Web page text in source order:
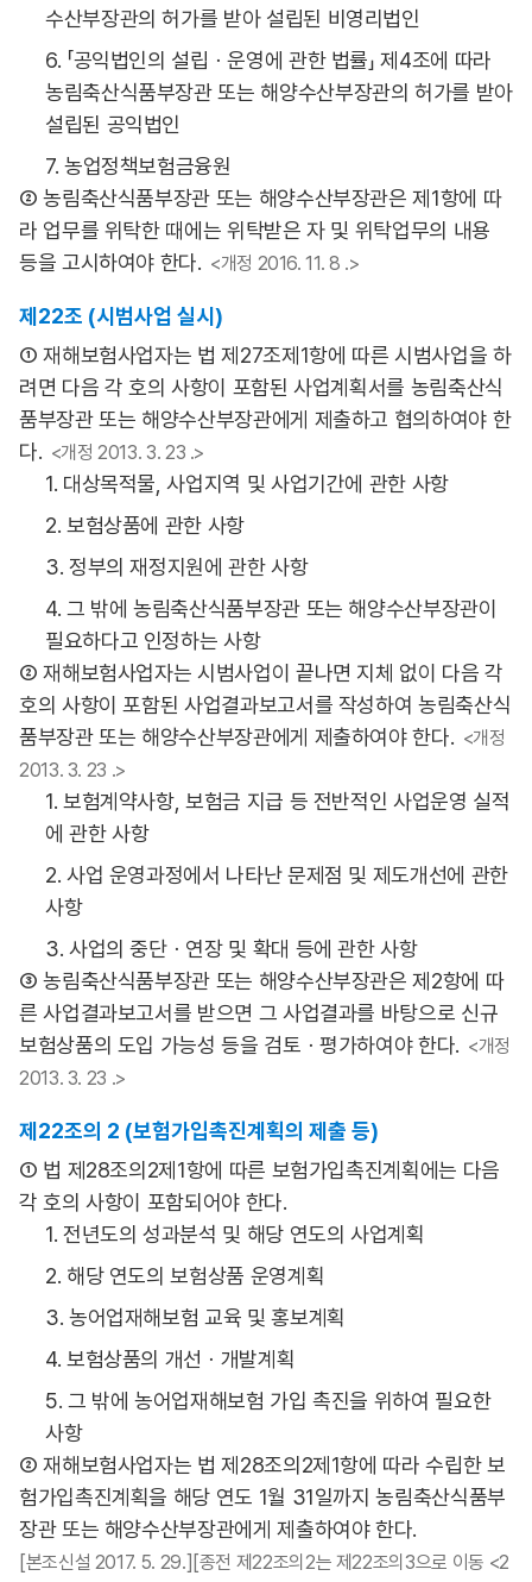
수산부장관의 허가를 받아 설립된 비영리법인
6. 「공익법인의 설립ㆍ운영에 관한 법률」 제4조에 따라
농림축산식품부장관 또는 해양수산부장관의 허가를 받아
설립된 공익법인
7. 농업정책보험금융원
② 농림축산식품부장관 또는 해양수산부장관은 제1항에 따
라 업무를 위탁한 때에는 위탁받은 자 및 위탁업무의 내용
등을 고시하여야 한다. <개정 2016. 11. 8 .>
제22조 (시범사업 실시)
① 재해보험사업자는 법 제27조제1항에 따른 시범사업을 하
려면 다음 각 호의 사항이 포함된 사업계획서를 농림축산식
품부장관 또는 해양수산부장관에게 제출하고 협의하여야 한
다. <개정 2013. 3. 23 .>
1. 대상목적물, 사업지역 및 사업기간에 관한 사항
2. 보험상품에 관한 사항
3. 정부의 재정지원에 관한 사항
4. 그 밖에 농림축산식품부장관 또는 해양수산부장관이
필요하다고 인정하는 사항
② 재해보험사업자는 시범사업이 끝나면 지체 없이 다음 각
호의 사항이 포함된 사업결과보고서를 작성하여 농림축산식
품부장관 또는 해양수산부장관에게 제출하여야 한다. <개정
2013. 3. 23 .>
1. 보험계약사항, 보험금 지급 등 전반적인 사업운영 실적
에 관한 사항
2. 사업 운영과정에서 나타난 문제점 및 제도개선에 관한
사항
3. 사업의 중단ㆍ연장 및 확대 등에 관한 사항
③ 농림축산식품부장관 또는 해양수산부장관은 제2항에 따
른 사업결과보고서를 받으면 그 사업결과를 바탕으로 신규
보험상품의 도입 가능성 등을 검토ㆍ평가하여야 한다. <개정
2013. 3. 23 .>
제22조의 2 (보험가입촉진계획의 제출 등)
① 법 제28조의2제1항에 따른 보험가입촉진계획에는 다음
각 호의 사항이 포함되어야 한다.
1. 전년도의 성과분석 및 해당 연도의 사업계획
2. 해당 연도의 보험상품 운영계획
3. 농어업재해보험 교육 및 홍보계획
4. 보험상품의 개선ㆍ개발계획
5. 그 밖에 농어업재해보험 가입 촉진을 위하여 필요한
사항
② 재해보험사업자는 법 제28조의2제1항에 따라 수립한 보
험가입촉진계획을 해당 연도 1월 31일까지 농림축산식품부
장관 또는 해양수산부장관에게 제출하여야 한다.
[본조신설 2017. 5. 29.][종전 제22조의2는 제22조의3으로 이동 <2